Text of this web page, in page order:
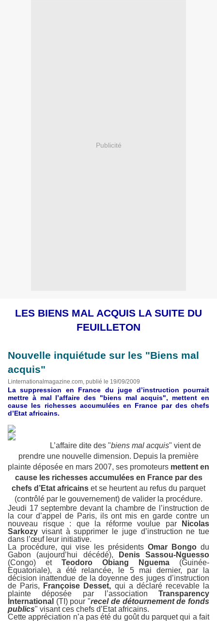
Publicité
LES BIENS MAL ACQUIS LA SUITE DU
FEUILLETON
Nouvelle inquiétude sur les "Biens mal
acquis"
Linternationalmagazine.com, publié le 19/09/2009
La suppression en France du juge d’instruction pourrait
mettre à mal l’affaire des "biens mal acquis", mettent en
cause les richesses accumulées en France par des chefs
d’Etat africains.
L’affaire dite des "biens mal acquis" vient de
prendre une nouvelle dimension. Depuis la première
plainte déposée en mars 2007, ses promoteurs mettent en
cause les richesses accumulées en France par des
chefs d’Etat africains et se heurtent au refus du parquet
(contrôlé par le gouvernement) de valider la procédure.
Jeudi 17 septembre devant la chambre de l’instruction de
la cour d’appel de Paris, ils ont mis en garde contre un
nouveau risque : que la réforme voulue par
Nicolas
Sarkozy visant à supprimer le juge d’instruction ne tue
dans l’œuf leur initiative.
La procédure, qui vise les présidents Omar Bongodu
Gabon (aujourd’hui décédé),
Denis Sassou-Nguesso
(Congo) et Teodoro Obiang Nguema (Guinée-
Equatoriale), a été relancée, le 5 mai dernier, par la
décision inattendue de la doyenne des juges d’instruction
de Paris,
Françoise Desset, qui a déclaré recevable la
plainte déposée par l’association Transparency
International (TI) pour "recel de détournement de fonds
publics" visant ces chefs d’Etat africains.
Cette appréciation n’a pas été du goût du parquet qui a fait